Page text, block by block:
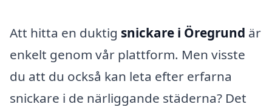
Att hitta en duktig snickare i Öregrund är
enkelt genom vår plattform. Men visste
du att du också kan leta efter erfarna
snickare i de närliggande städerna? Det